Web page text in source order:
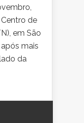
de
em São
mais
da